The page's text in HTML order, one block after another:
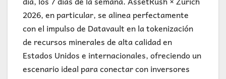
2026, en particular, se alinea perfectamente
con el impulso de Datavault en la tokenización
de recursos minerales de alta calidad en
Estados Unidos e internacionales, ofreciendo un
escenario ideal para conectar con inversores